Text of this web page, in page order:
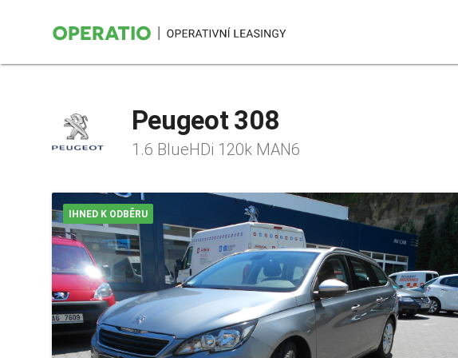
Peugeot 308
1.6 BlueHDi 120k MAN6
IHNED K ODBĚRU